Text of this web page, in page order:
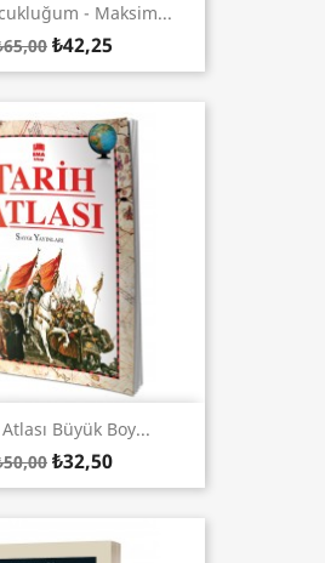
- Maksim...
₺42,25
Büyük Boy...
₺32,50